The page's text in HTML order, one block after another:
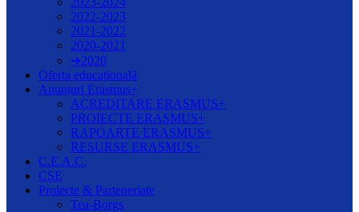
2022-2023
2021-2022
2020-2021
➔2020
Oferta educațională
Anunțuri Erasmus+
ACREDITARE ERASMUS+
PROIECTE ERASMUS+
RAPOARTE ERASMUS+
RESURSE ERASMUS+
C.E.A.C.
CȘE
Proiecte & Parteneriate
Tea-Borgs